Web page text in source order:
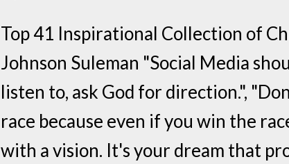
Top 41 Inspirational Collection of
Johnson Suleman "Social Media
listen to, ask God for direction.",
race because even if you win the
with a vision. It's your dream that